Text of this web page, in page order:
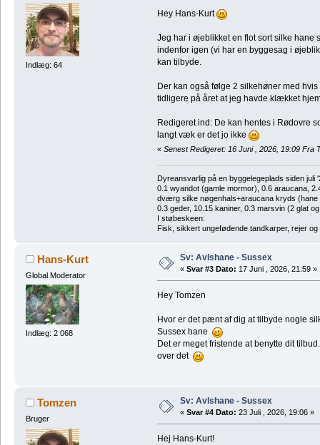
Indlæg: 64
Hey Hans-Kurt
Jeg har i øjeblikket en flot sort silke hane
indenfor igen (vi har en byggesag i
kan tilbyde.
Der kan også følge 2 silkehøner med
tidligere på året at jeg havde klækket
Redigeret ind: De kan hentes i Rødovre
langt væk er det jo ikke
« Senest Redigeret: 16 Juni , 2026, 19:09 Fra
Dyreansvarlig på en byggelegeplads siden juli
0.1 wyandot (gamle mormor), 0.6 araucana,
dværg silke nøgenhals+araucana kryds
0.3 geder, 10.15 kaniner, 0.3 marsvin (2 glat
I støbeskeen:
Fisk, sikkert ungefødende tandkarper, rejer
Hans-Kurt
Global Moderator
Indlæg: 2 068
Sv: Avlshane - Sussex
« Svar #3 Dato: 17 Juni , 2026, 21:59 »
Hey Tomzen
Hvor er det pænt af dig at tilbyde nogle
Sussex hane
Det er meget fristende at benytte dit
over det
Tomzen
Bruger
Sv: Avlshane - Sussex
« Svar #4 Dato: 23 Juli , 2026, 19:06 »
Hej Hans-Kurt!